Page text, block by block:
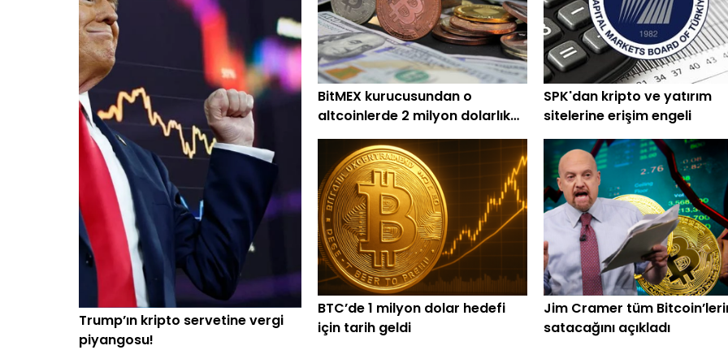
Trump’ın kripto servetine vergi
piyangosu!
BitMEX kurucusundan o
altcoinlerde 2 milyon dolarlık
alım
SPK'dan kripto ve yatırım
sitelerine erişim engeli
BTC’de 1 milyon dolar hedefi
için tarih geldi
Jim Cramer tüm
satacağını açıkladı